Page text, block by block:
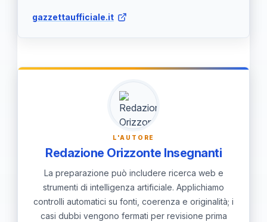
entro aprile dell'anno successivo,
gazzettaufficiale.it
L'AUTORE
Redazione Orizzonte Insegnanti
La preparazione può includere ricerca web e
strumenti di intelligenza artificiale. Applichiamo
controlli automatici su fonti, coerenza e originalità; i
casi dubbi vengono fermati per revisione prima